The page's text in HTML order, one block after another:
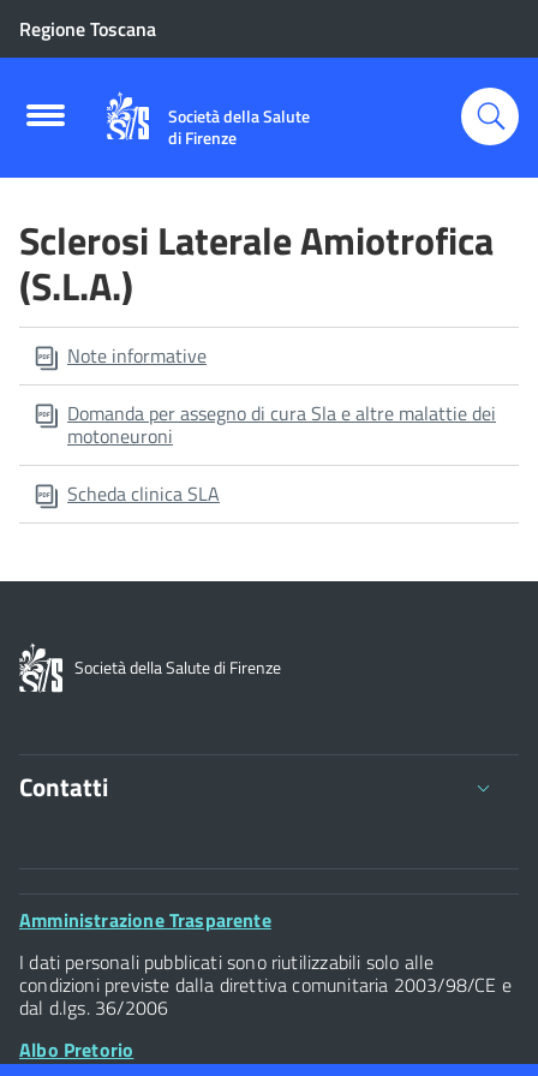
Regione Toscana
Società della Salute
di Firenze
Sclerosi Laterale Amiotrofica
(S.L.A.)
Note informative
Domanda per assegno di cura Sla e altre malattie dei
motoneuroni
Scheda clinica SLA
Società della Salute di Firenze
Contatti
Viale della Giovine Italia 1/1 - 50122
C.F. 94117300486 P.Iva 07437940484
Tel. 055 / 2616202
Posta Elettronica Certificata
Footer
Amministrazione Trasparente
I dati personali pubblicati sono riutilizzabili solo alle
condizioni previste dalla direttiva comunitaria 2003/98/CE e
dal d.lgs. 36/2006
Albo Pretorio